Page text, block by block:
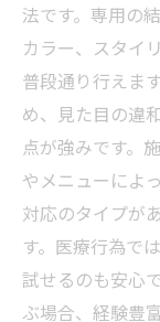
法です。専用の
カラー、スタイ
普段通り行えま
め、見た目の違
点が強みです。
やメニューによ
対応のタイプが
す。医療行為で
試せるのも安心
ぶ場合、経験豊